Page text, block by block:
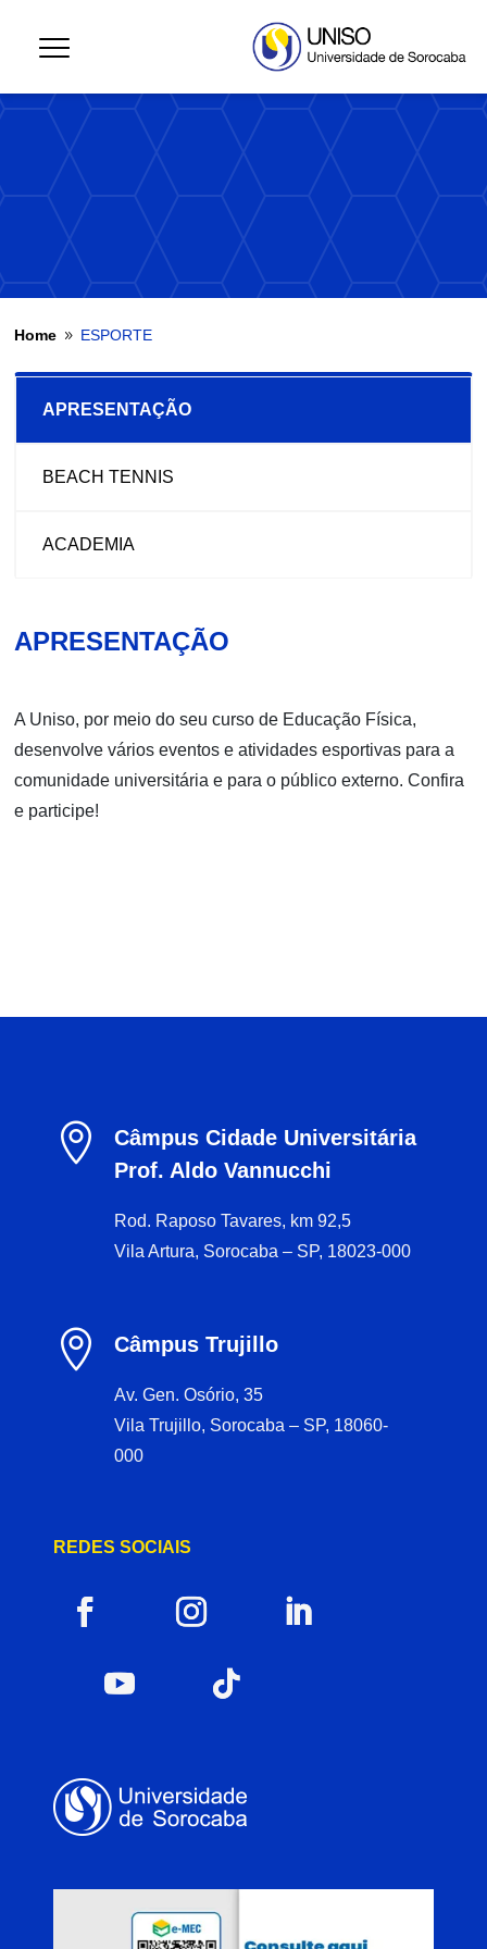
Home 9 ESPORTE
APRESENTAÇÃO
BEACH TENNIS
ACADEMIA
APRESENTAÇÃO
A Uniso, por meio do seu curso de Educação Física,
desenvolve vários eventos e atividades esportivas para a
comunidade universitária e para o público externo. Confira
e participe!

Câmpus Cidade Universitária
Prof. Aldo Vannucchi
Rod. Raposo Tavares, km 92,5
Vila Artura, Sorocaba – SP, 18023-000
 Câmpus Trujillo
Av. Gen. Osório, 35
Vila Trujillo, Sorocaba – SP, 18060-
000
REDES SOCIAIS